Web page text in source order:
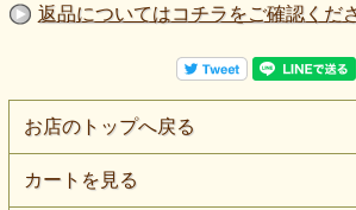
返品についてはコチラをご確認くだ
お店のトップへ戻る
カートを見る